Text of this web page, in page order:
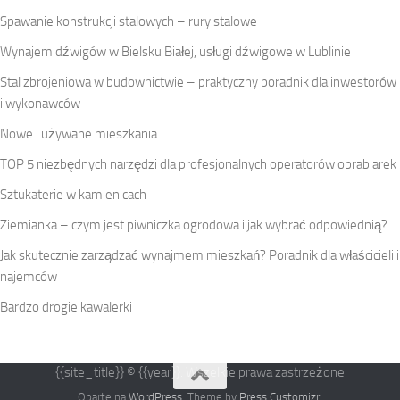
Spawanie konstrukcji stalowych – rury stalowe
Wynajem dźwigów w Bielsku Białej, usługi dźwigowe w Lublinie
Stal zbrojeniowa w budownictwie – praktyczny poradnik dla inwestorów
i wykonawców
Nowe i używane mieszkania
TOP 5 niezbędnych narzędzi dla profesjonalnych operatorów obrabiarek
Sztukaterie w kamienicach
Ziemianka – czym jest piwniczka ogrodowa i jak wybrać odpowiednią?
Jak skutecznie zarządzać wynajmem mieszkań? Poradnik dla właścicieli i
najemców
Bardzo drogie kawalerki
{{site_title}} © {{year}}. Wszelkie prawa zastrzeżone
Oparte na WordPress . Theme by Press Customizr.